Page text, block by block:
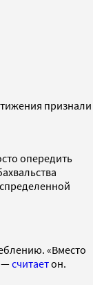
признали
опередить
«Вместо
—считаетон.